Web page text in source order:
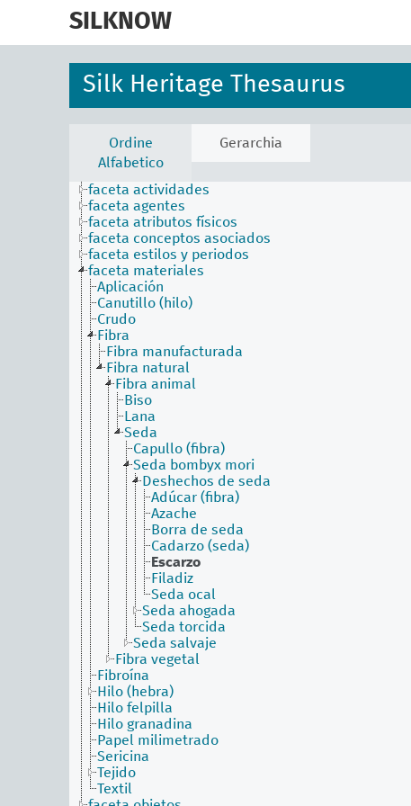
SILKNOW
Silk Heritage Thesaurus
Ordine
Alfabetico
Gerarchia
faceta actividades
faceta agentes
faceta atributos físicos
faceta conceptos asociados
faceta estilos y periodos
faceta materiales
Aplicación
Canutillo (hilo)
Crudo
Fibra
Fibra manufacturada
Fibra natural
Fibra animal
Biso
Lana
Seda
Capullo (fibra)
Seda bombyx mori
Deshechos de seda
Adúcar (fibra)
Azache
Borra de seda
Cadarzo (seda)
Escarzo
Filadiz
Seda ocal
Seda ahogada
Seda torcida
Seda salvaje
Fibra vegetal
Fibroína
Hilo (hebra)
Hilo felpilla
Hilo granadina
Papel milimetrado
Sericina
Tejido
Textil